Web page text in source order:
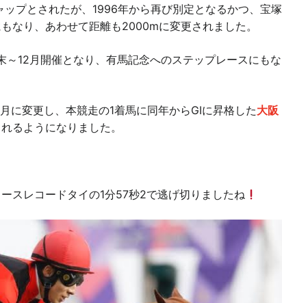
ップとされたが、1996年から再び別定となるかつ、宝塚
なり、あわせて距離も2000mに変更されました。
～12月開催となり、有馬記念へのステップレースにもな
に変更し、本競走の1着馬に同年からGIに昇格した大阪
るようになりました。
スレコードタイの1分57秒2で逃げ切りましたね